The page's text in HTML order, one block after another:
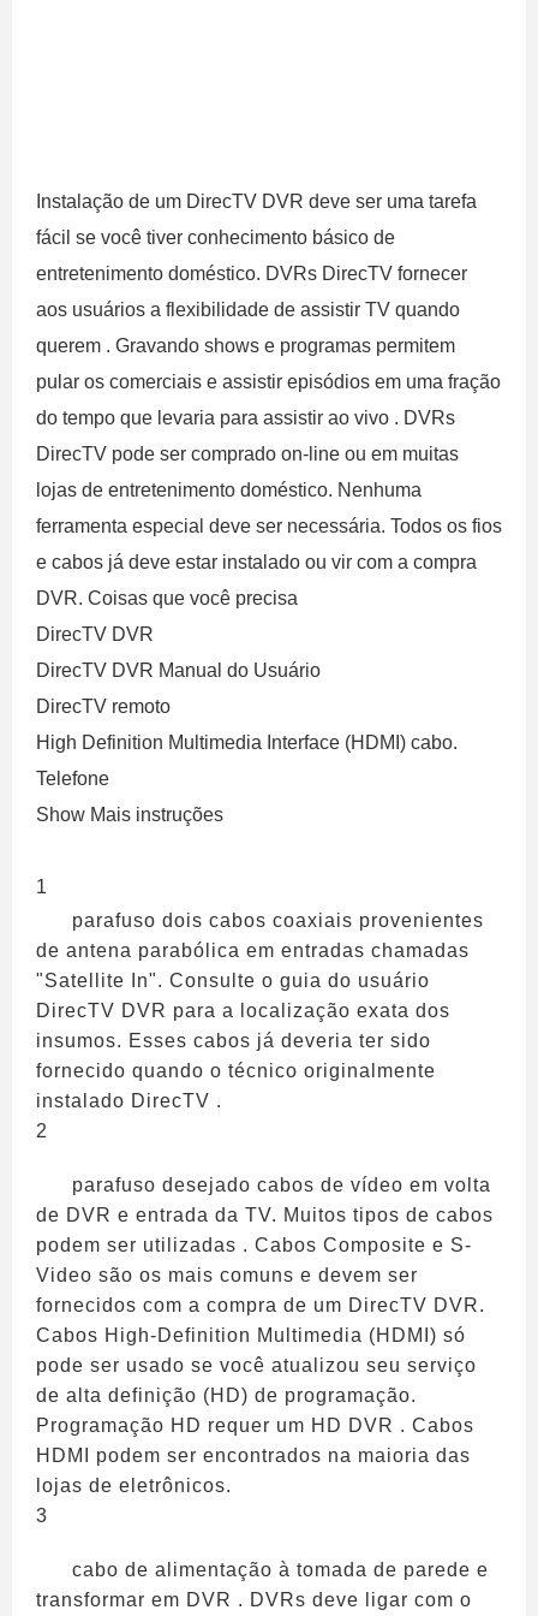
Instalação de um DirecTV DVR deve ser uma tarefa
fácil se você tiver conhecimento básico de
entretenimento doméstico. DVRs DirecTV fornecer
aos usuários a flexibilidade de assistir TV quando
querem . Gravando shows e programas permitem
pular os comerciais e assistir episódios em uma fração
do tempo que levaria para assistir ao vivo . DVRs
DirecTV pode ser comprado on-line ou em muitas
lojas de entretenimento doméstico. Nenhuma
ferramenta especial deve ser necessária. Todos os fios
e cabos já deve estar instalado ou vir com a compra
DVR. Coisas que você precisa
DirecTV DVR
DirecTV DVR Manual do Usuário
DirecTV remoto
High Definition Multimedia Interface (HDMI) cabo.
Telefone
Show Mais instruções
1
parafuso dois cabos coaxiais provenientes
de antena parabólica em entradas chamadas
"Satellite In". Consulte o guia do usuário
DirecTV DVR para a localização exata dos
insumos. Esses cabos já deveria ter sido
fornecido quando o técnico originalmente
instalado DirecTV .
2
parafuso desejado cabos de vídeo em volta
de DVR e entrada da TV. Muitos tipos de cabos
podem ser utilizadas . Cabos Composite e S-
Video são os mais comuns e devem ser
fornecidos com a compra de um DirecTV DVR.
Cabos High-Definition Multimedia (HDMI) só
pode ser usado se você atualizou seu serviço
de alta definição (HD) de programação.
Programação HD requer um HD DVR . Cabos
HDMI podem ser encontrados na maioria das
lojas de eletrônicos.
3
cabo de alimentação à tomada de parede e
transformar em DVR . DVRs deve ligar com o